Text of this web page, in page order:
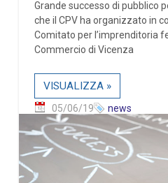
Grande successo di pubblico
che il CPV ha organizzato in
Comitato per l’imprenditoria
Commercio di Vicenza
VISUALIZZA »
05/06/19 news